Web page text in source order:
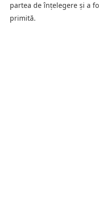
partea de înțelegere și a
primită.